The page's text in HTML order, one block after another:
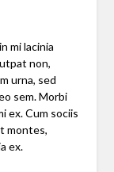
mi lacinia
non,
urna, sed
sem. Morbi
ex. Cum sociis
montes,
ex.